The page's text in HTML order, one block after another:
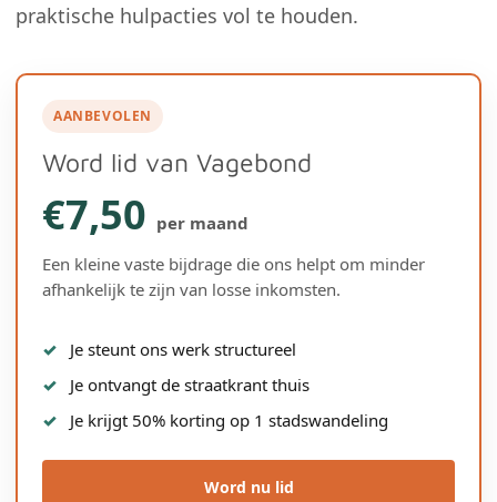
praktische hulpacties vol te houden.
AANBEVOLEN
Word lid van Vagebond
€7,50 per maand
Een kleine vaste bijdrage die ons helpt om minder
afhankelijk te zijn van losse inkomsten.
Je steunt ons werk structureel
Je ontvangt de straatkrant thuis
Je krijgt 50% korting op 1 stadswandeling
Word nu lid